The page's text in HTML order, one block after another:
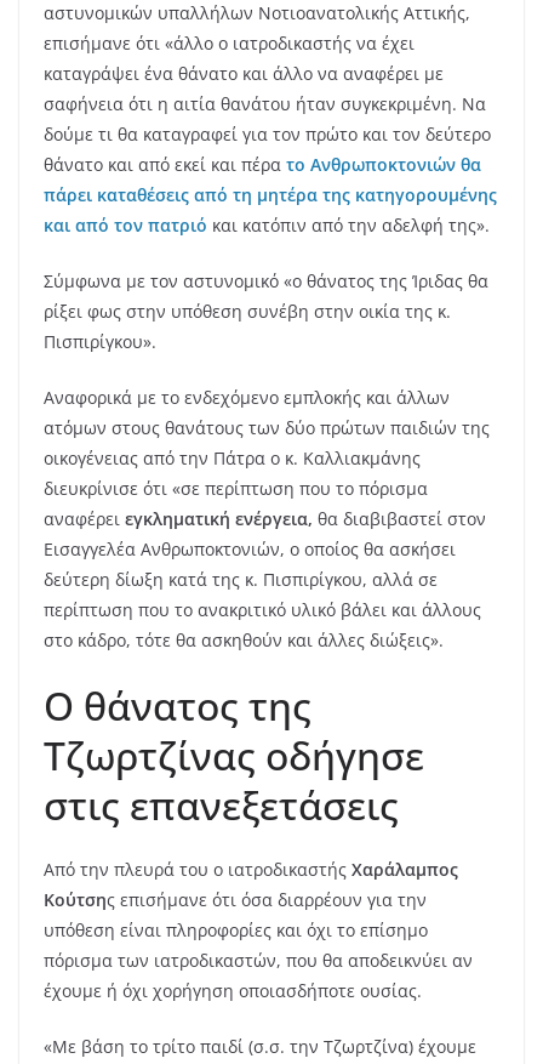
αστυνομικών υπαλλήλων Νοτιοανατολικής Αττικής,
επισήμανε ότι «άλλο ο ιατροδικαστής να έχει
καταγράψει ένα θάνατο και άλλο να αναφέρει με
σαφήνεια ότι η αιτία θανάτου ήταν συγκεκριμένη. Να
δούμε τι θα καταγραφεί για τον πρώτο και τον δεύτερο
θάνατο και από εκεί και πέρα το Ανθρωποκτονιών θα
πάρει καταθέσεις από τη μητέρα της κατηγορουμένης
και από τον πατριό και κατόπιν από την αδελφή της».
Σύμφωνα με τον αστυνομικό «ο θάνατος της Ίριδας θα
ρίξει φως στην υπόθεση συνέβη στην οικία της κ.
Πισπιρίγκου».
Αναφορικά με το ενδεχόμενο εμπλοκής και άλλων
ατόμων στους θανάτους των δύο πρώτων παιδιών της
οικογένειας από την Πάτρα ο κ. Καλλιακμάνης
διευκρίνισε ότι «σε περίπτωση που το πόρισμα
αναφέρει εγκληματική ενέργεια, θα διαβιβαστεί στον
Εισαγγελέα Ανθρωποκτονιών, ο οποίος θα ασκήσει
δεύτερη δίωξη κατά της κ. Πισπιρίγκου, αλλά σε
περίπτωση που το ανακριτικό υλικό βάλει και άλλους
στο κάδρο, τότε θα ασκηθούν και άλλες διώξεις».
Ο θάνατος της
Τζωρτζίνας οδήγησε
στις επανεξετάσεις
Aπό την πλευρά του ο ιατροδικαστής Χαράλαμπος
Κούτσης επισήμανε ότι όσα διαρρέουν για την
υπόθεση είναι πληροφορίες και όχι το επίσημο
πόρισμα των ιατροδικαστών, που θα αποδεικνύει αν
έχουμε ή όχι χορήγηση οποιασδήποτε ουσίας.
«Με βάση το τρίτο παιδί (σ.σ. την Τζωρτζίνα) έχουμε